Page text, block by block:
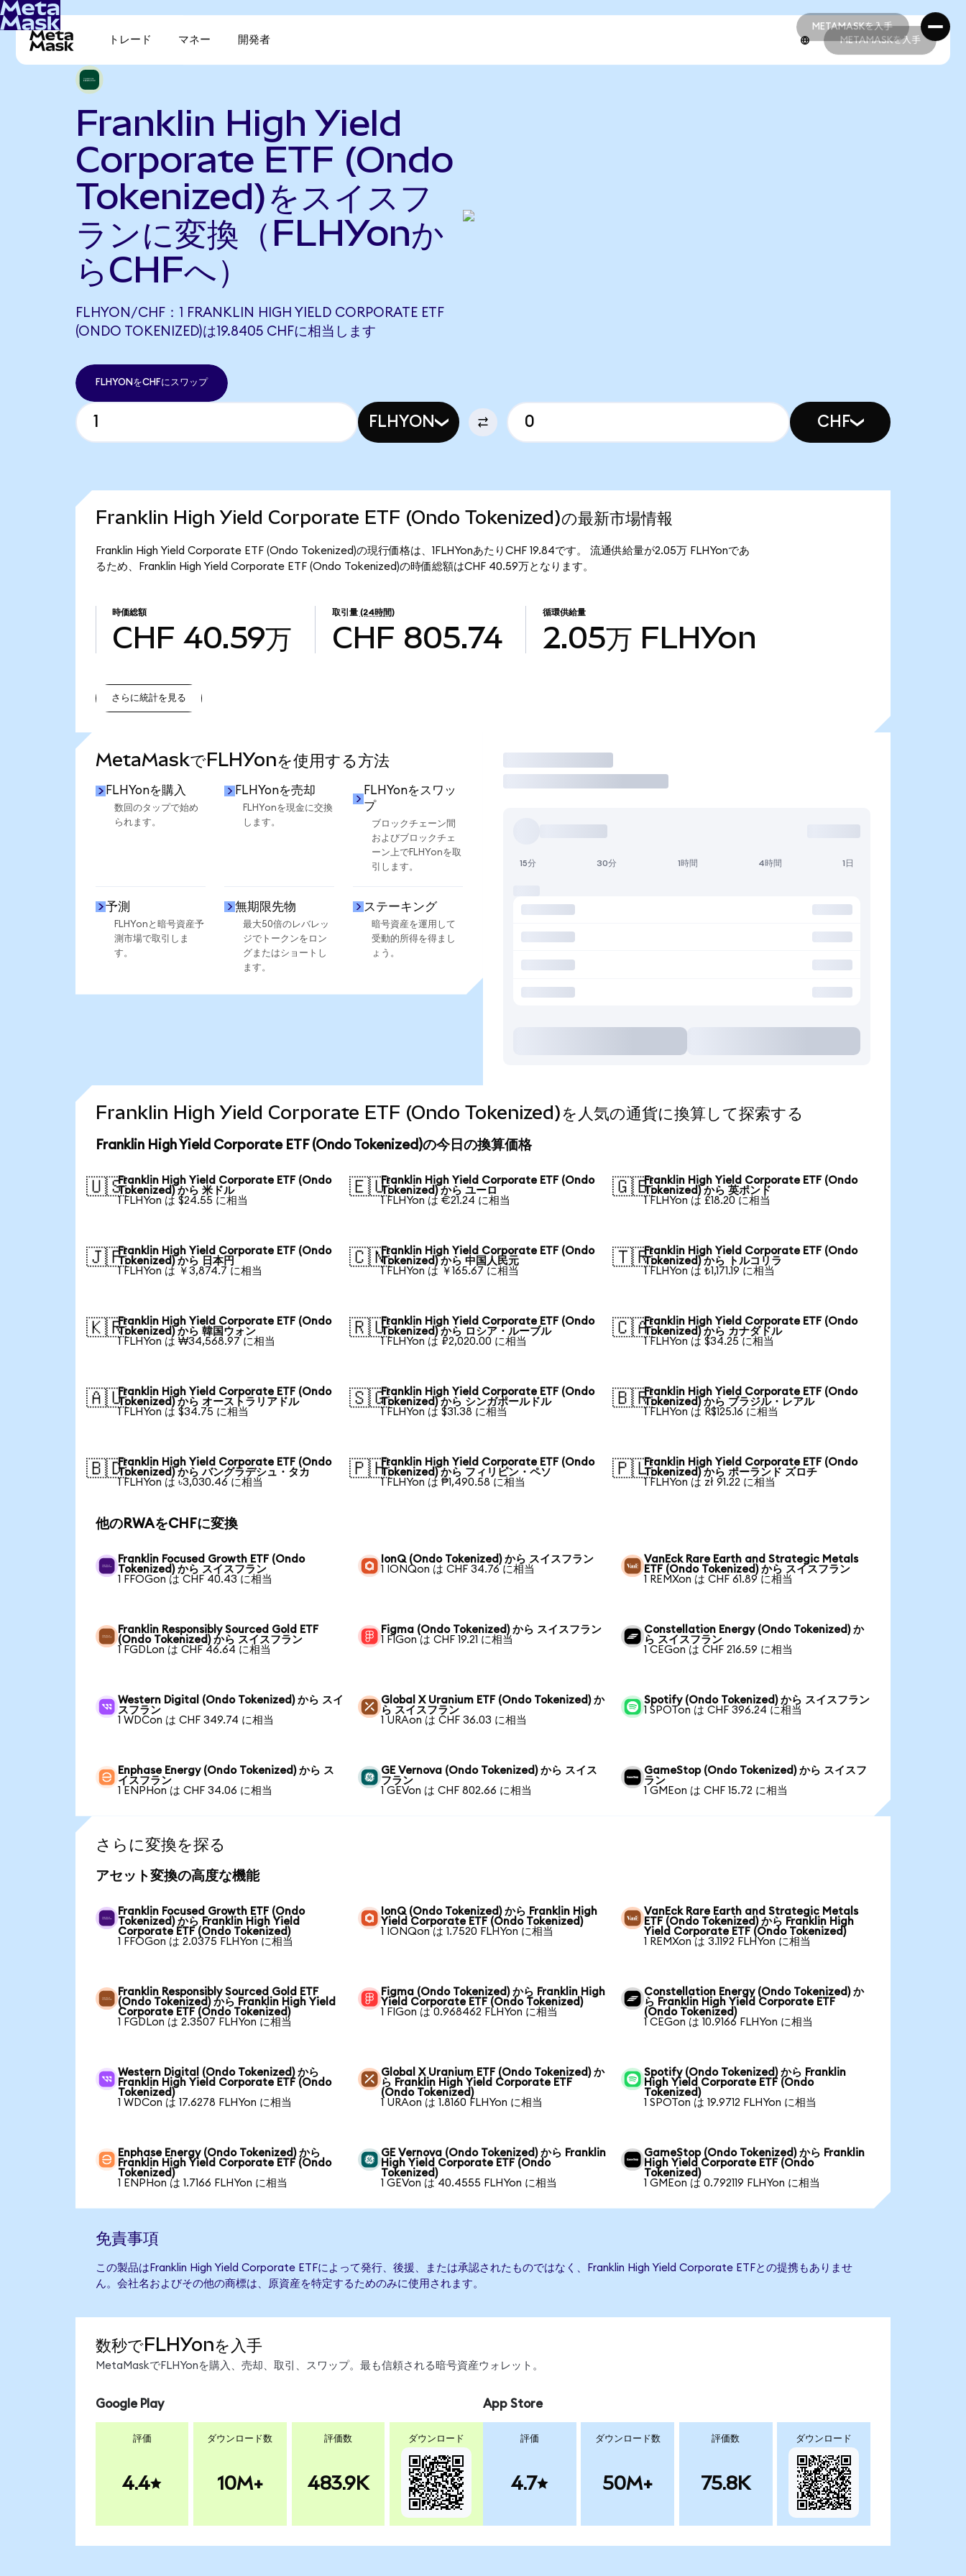
METAMASKを入手
METAMASKを入手
トレード マネー 開発者 METAMASKを入手
Franklin High Yield
Corporate ETF (Ondo
Tokenized)をスイスフ
ランに変換（FLHYonか
らCHFへ）
FLHYON/CHF：1 FRANKLIN HIGH YIELD CORPORATE ETF
(ONDO TOKENIZED)は19.8405 CHFに相当します
FLHYONをCHFにスワップ
FLHYON CHF
Franklin High Yield Corporate ETF (Ondo Tokenized)の最新市場情報
Franklin High Yield Corporate ETF (Ondo Tokenized)の現行価格は、1FLHYonあたりCHF 19.84です。 流通供給量が2.05万 FLHYonであ
るため、Franklin High Yield Corporate ETF (Ondo Tokenized)の時価総額はCHF 40.59万となります。
時価総額
CHF 40.59万
取引量 (24時間)
CHF 805.74
循環供給量
2.05万 FLHYon
さらに統計を見る
MetaMaskでFLHYonを使用する方法
FLHYonを購入
数回のタップで始め
られます。
FLHYonを売却
FLHYonを現金に交換
します。
FLHYonをスワッ
プ
ブロックチェーン間
およびブロックチェ
ーン上でFLHYonを取
引します。
予測
FLHYonと暗号資産予
測市場で取引しま
す。
無期限先物
最大50倍のレバレッ
ジでトークンをロン
グまたはショートし
ます。
ステーキング
暗号資産を運用して
受動的所得を得まし
ょう。
取引
15分 30分 1時間 4時間 1日
Franklin High Yield Corporate ETF (Ondo Tokenized)を人気の通貨に換算して探索する
Franklin High Yield Corporate ETF (Ondo Tokenized)の今日の換算価格
🇺🇸Franklin High Yield Corporate ETF (Ondo
Tokenized) から 米ドル
1 FLHYon は $24.55 に相当
🇪🇺Franklin High Yield Corporate ETF (Ondo
Tokenized) から ユーロ
1 FLHYon は €21.24 に相当
🇬🇧Franklin High Yield Corporate ETF (Ondo
Tokenized) から 英ポンド
1 FLHYon は £18.20 に相当
🇯🇵Franklin High Yield Corporate ETF (Ondo
Tokenized) から 日本円
1 FLHYon は ￥3,874.7 に相当
🇨🇳Franklin High Yield Corporate ETF (Ondo
Tokenized) から 中国人民元
1 FLHYon は ￥165.67 に相当
🇹🇷Franklin High Yield Corporate ETF (Ondo
Tokenized) から トルコリラ
1 FLHYon は ₺1,171.19 に相当
🇰🇷Franklin High Yield Corporate ETF (Ondo
Tokenized) から 韓国ウォン
1 FLHYon は ₩34,568.97 に相当
🇷🇺Franklin High Yield Corporate ETF (Ondo
Tokenized) から ロシア・ルーブル
1 FLHYon は ₽2,020.00 に相当
🇨🇦Franklin High Yield Corporate ETF (Ondo
Tokenized) から カナダドル
1 FLHYon は $34.25 に相当
🇦🇺Franklin High Yield Corporate ETF (Ondo
Tokenized) から オーストラリアドル
1 FLHYon は $34.75 に相当
🇸🇬Franklin High Yield Corporate ETF (Ondo
Tokenized) から シンガポールドル
1 FLHYon は $31.38 に相当
🇧🇷Franklin High Yield Corporate ETF (Ondo
Tokenized) から ブラジル・レアル
1 FLHYon は R$125.16 に相当
🇧🇩Franklin High Yield Corporate ETF (Ondo
Tokenized) から バングラデシュ・タカ
1 FLHYon は ৳3,030.46 に相当
🇵🇭Franklin High Yield Corporate ETF (Ondo
Tokenized) から フィリピン・ペソ
1 FLHYon は ₱1,490.58 に相当
🇵🇱Franklin High Yield Corporate ETF (Ondo
Tokenized) から ポーランド ズロチ
1 FLHYon は zł 91.22 に相当
他のRWAをCHFに変換
Franklin Focused Growth ETF (Ondo
Tokenized) から スイスフラン
1 FFOGon は CHF 40.43 に相当
IonQ (Ondo Tokenized) から スイスフラン
1 IONQon は CHF 34.76 に相当
VanEck Rare Earth and Strategic Metals
ETF (Ondo Tokenized) から スイスフラン
1 REMXon は CHF 61.89 に相当
Franklin Responsibly Sourced Gold ETF
(Ondo Tokenized) から スイスフラン
1 FGDLon は CHF 46.64 に相当
Figma (Ondo Tokenized) から スイスフラン
1 FIGon は CHF 19.21 に相当
Constellation Energy (Ondo Tokenized) か
ら スイスフラン
1 CEGon は CHF 216.59 に相当
Western Digital (Ondo Tokenized) から スイ
スフラン
1 WDCon は CHF 349.74 に相当
Global X Uranium ETF (Ondo Tokenized) か
ら スイスフラン
1 URAon は CHF 36.03 に相当
Spotify (Ondo Tokenized) から スイスフラン
1 SPOTon は CHF 396.24 に相当
Enphase Energy (Ondo Tokenized) から ス
イスフラン
1 ENPHon は CHF 34.06 に相当
GE Vernova (Ondo Tokenized) から スイス
フラン
1 GEVon は CHF 802.66 に相当
GameStop (Ondo Tokenized) から スイスフ
ラン
1 GMEon は CHF 15.72 に相当
さらに変換を探る
アセット変換の高度な機能
Franklin Focused Growth ETF (Ondo
Tokenized) から Franklin High Yield
Corporate ETF (Ondo Tokenized)
1 FFOGon は 2.0375 FLHYon に相当
IonQ (Ondo Tokenized) から Franklin High
Yield Corporate ETF (Ondo Tokenized)
1 IONQon は 1.7520 FLHYon に相当
VanEck Rare Earth and Strategic Metals
ETF (Ondo Tokenized) から Franklin High
Yield Corporate ETF (Ondo Tokenized)
1 REMXon は 3.1192 FLHYon に相当
Franklin Responsibly Sourced Gold ETF
(Ondo Tokenized) から Franklin High Yield
Corporate ETF (Ondo Tokenized)
1 FGDLon は 2.3507 FLHYon に相当
Figma (Ondo Tokenized) から Franklin High
Yield Corporate ETF (Ondo Tokenized)
1 FIGon は 0.968462 FLHYon に相当
Constellation Energy (Ondo Tokenized) か
ら Franklin High Yield Corporate ETF
(Ondo Tokenized)
1 CEGon は 10.9166 FLHYon に相当
Western Digital (Ondo Tokenized) から
Franklin High Yield Corporate ETF (Ondo
Tokenized)
1 WDCon は 17.6278 FLHYon に相当
Global X Uranium ETF (Ondo Tokenized) か
ら Franklin High Yield Corporate ETF
(Ondo Tokenized)
1 URAon は 1.8160 FLHYon に相当
Spotify (Ondo Tokenized) から Franklin
High Yield Corporate ETF (Ondo
Tokenized)
1 SPOTon は 19.9712 FLHYon に相当
Enphase Energy (Ondo Tokenized) から
Franklin High Yield Corporate ETF (Ondo
Tokenized)
1 ENPHon は 1.7166 FLHYon に相当
GE Vernova (Ondo Tokenized) から Franklin
High Yield Corporate ETF (Ondo
Tokenized)
1 GEVon は 40.4555 FLHYon に相当
GameStop (Ondo Tokenized) から Franklin
High Yield Corporate ETF (Ondo
Tokenized)
1 GMEon は 0.792119 FLHYon に相当
免責事項
この製品はFranklin High Yield Corporate ETFによって発行、後援、または承認されたものではなく、Franklin High Yield Corporate ETFとの提携もありませ
ん。会社名およびその他の商標は、原資産を特定するためのみに使用されます。
数秒でFLHYonを入手
MetaMaskでFLHYonを購入、売却、取引、スワップ。最も信頼される暗号資産ウォレット。
Google Play
評価
4.4
ダウンロード数
10M+
評価数
483.9K
ダウンロード
App Store
評価
4.7
ダウンロード数
50M+
評価数
75.8K
ダウンロード